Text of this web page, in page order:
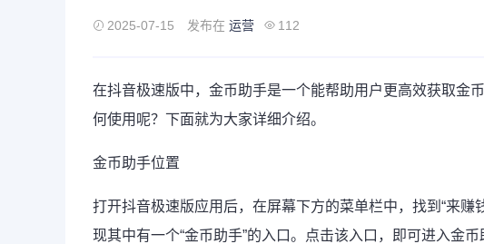
2025-07-15 发布在 运营 112
在抖音极速版中，金币助手是一个能帮助用户更高效获取金
何使用呢？下面就为大家详细介绍。
金币助手位置
打开抖音极速版应用后，在屏幕下方的菜单栏中，找到“来赚
现其中有一个“金币助手”的入口。点击该入口，即可进入金币